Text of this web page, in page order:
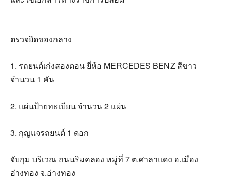
ตรวจยึดของกลาง
1. รถยนต์เก๋งสองตอน ยี่ห้อ MERCEDES BENZ สีขาว
จำนวน 1 คัน
2. แผ่นป้ายทะเบียน จำนวน 2 แผ่น
3. กุญแจรถยนต์ 1 ดอก
จับกุม บริเวณ ถนนริมคลอง หมู่ที่ 7 ต.ศาลาแดง อ.เมือง
อ่างทอง จ.อ่างทอง